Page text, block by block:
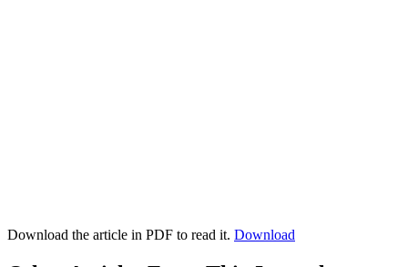
Download the article in PDF to read it. Download